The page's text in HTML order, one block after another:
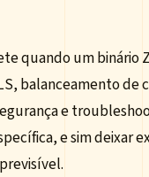
quando um binário
balanceamento de
e
e sim deixar